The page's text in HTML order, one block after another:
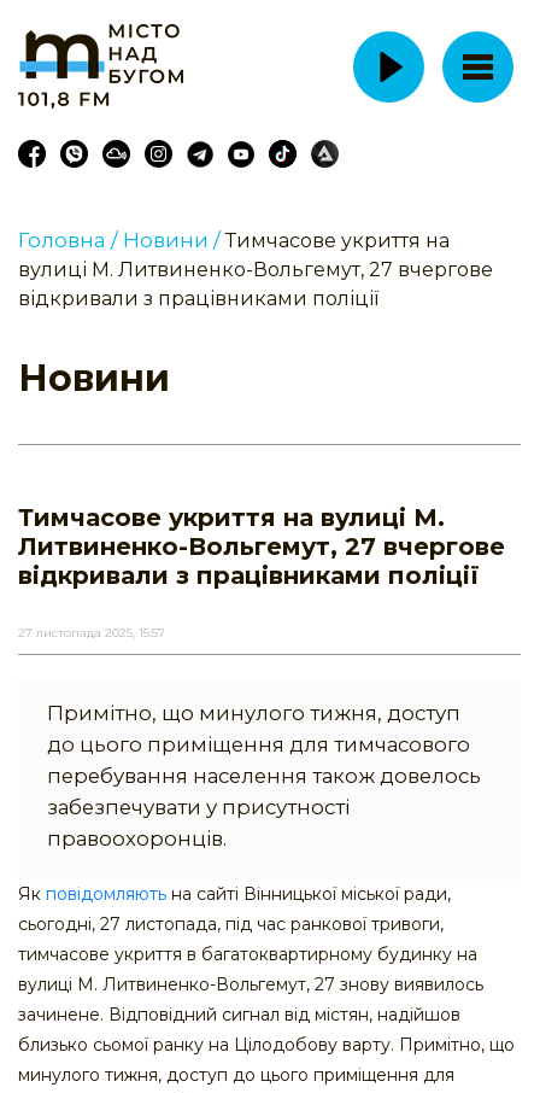
Головна / Новини / Тимчасове укриття на
вулиці М. Литвиненко-Вольгемут, 27 вчергове
відкривали з працівниками поліції
Новини
Тимчасове укриття на вулиці М.
Литвиненко-Вольгемут, 27 вчергове
відкривали з працівниками поліції
27 листопада 2025, 15:57
Примітно, що минулого тижня, доступ
до цього приміщення для тимчасового
перебування населення також довелось
забезпечувати у присутності
правоохоронців.
Як повідомляють на сайті Вінницької міської ради,
сьогодні, 27 листопада, під час ранкової тривоги,
тимчасове укриття в багатоквартирному будинку на
вулиці М. Литвиненко-Вольгемут, 27 знову виявилось
зачинене. Відповідний сигнал від містян, надійшов
близько сьомої ранку на Цілодобову варту. Примітно, що
минулого тижня, доступ до цього приміщення для